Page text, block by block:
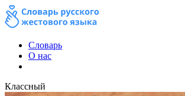
Словарь
О нас
Классный